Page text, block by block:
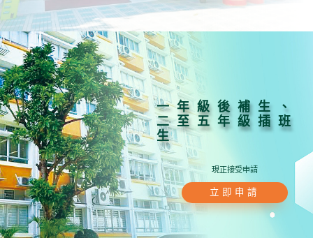
一年級後補生、
二至五年級插班
生
現正接受申請
立即申請